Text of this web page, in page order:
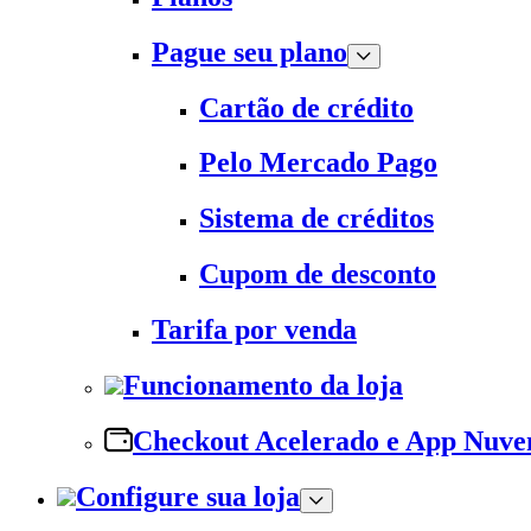
Pague seu plano
Cartão de crédito
Pelo Mercado Pago
Sistema de créditos
Cupom de desconto
Tarifa por venda
Funcionamento da loja
Checkout Acelerado e App
Configure sua loja